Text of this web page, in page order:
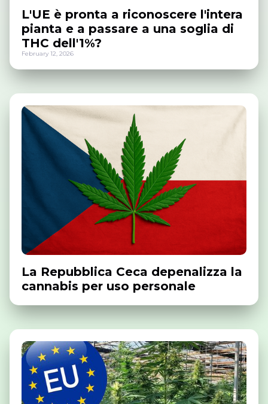
L'UE è pronta a riconoscere l'intera
pianta e a passare a una soglia di
THC dell'1%?
February 12, 2026
La Repubblica Ceca depenalizza la
cannabis per uso personale